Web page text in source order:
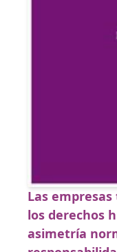
Las
los derechos
asimetría